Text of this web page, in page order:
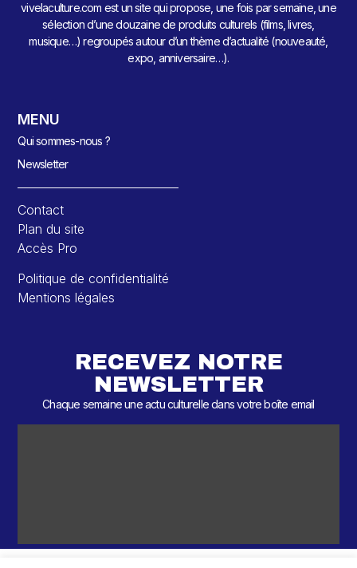
vivelaculture.com est un site qui propose, une fois par semaine, une
sélection d’une douzaine de produits culturels (films, livres,
musique…) regroupés autour d’un thème d’actualité (nouveauté,
expo, anniversaire…).
MENU
Qui sommes-nous ?
Newsletter
Contact
Plan du site
Accès Pro
Politique de confidentialité
Mentions légales
RECEVEZ NOTRE
NEWSLETTER
Chaque semaine une actu culturelle dans votre boîte email